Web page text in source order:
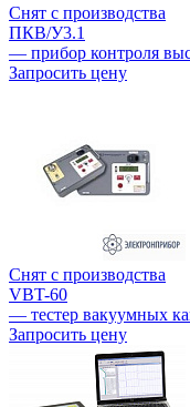
Снят с производства
ПКВ/У3.1
— прибор контроля
Запросить цену
Снят с производства
VBT-60
— тестер вакуумных
Запросить цену